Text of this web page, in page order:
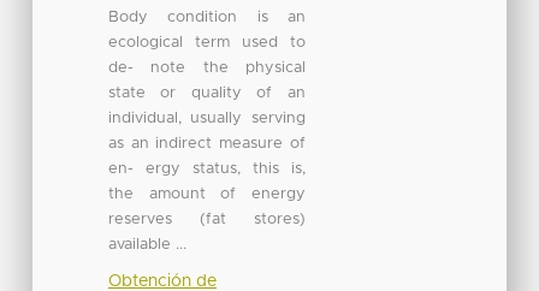
Body condition is an
ecological term used to
de- note the physical
state or quality of an
individual, usually serving
as an indirect measure of
en- ergy status, this is,
the amount of energy
reserves (fat stores)
available ...
Obtención de